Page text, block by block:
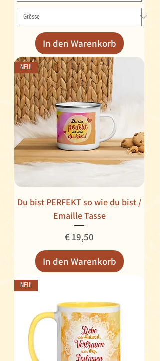
In den Warenkorb
NEU!
Du bist PERFEKT so wie du bist /
Emaille Tasse
Preis
€ 19,50
In den Warenkorb
NEU!